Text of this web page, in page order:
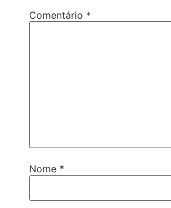
Comentário *
Nome *